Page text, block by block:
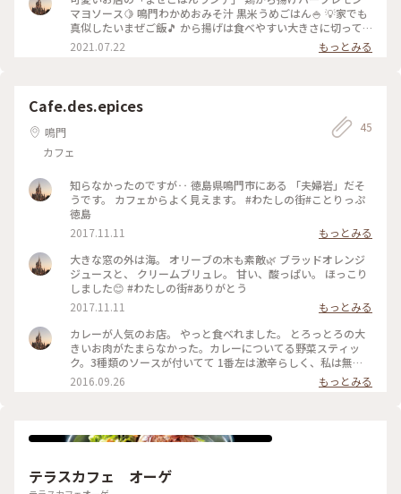
し。お店は今も前も素敵のまま💠 2023.2.4 #ファンタジーの世
界 #リシェ #カフェ #チーズケーキ #チーズケーキ毎日1
マヨソース🍋 鳴門わかめおみそ汁 黒米うめごはん🍚 💡家でも
真似したいまぜご飯🎵 から揚げは食べやすい大きさに切って
くれてて食べやすくて、ハーブレモンマヨソースがさっぱりし
て美味しかったです😊 あつあつで運ばれてくるお味噌汁に珈
ビス。窓から見えるなんでもない景色もとっても綺麗で癒され
ました🌲 #カフェ #夏色さがし #ランチ #わたしの街 #リ
2021.07.22 もっとみる
Cafe.des.epices
鳴門
カフェ
45
知らなかったのですが‥ 徳島県鳴門市にある 「夫婦岩」だそ
うです。 カフェからよく見えます。 #わたしの街#ことりっぷ
徳島
2017.11.11
もっとみる
大きな窓の外は海。 オリーブの木も素敵🌿 ブラッドオレンジ
ジュースと、 クリームブリュレ。 甘い、酸っぱい。 ほっこり
しました😊 #わたしの街#ありがとう
2017.11.11
もっとみる
カレーが人気のお店。 やっと食べれました。 とろっとろの大
きいお肉がたまらなかった。カレーについてる野菜スティッ
ク。3種類のソースが付いてて 1番左は激辛らしく、私は無
理。 友達は「後でくるぅ〜」と。 デザートは本日のケーキ。
栗がゴロゴロ入ったチーズケーキ。 サイフォン式、ソフトブ
2016.09.26 もっとみる
テラスカフェ オーゲ